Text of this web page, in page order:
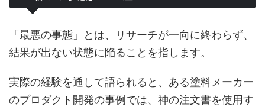
「最悪の事態」とは、リサーチが一向に終わらず、
結果が出ない状態に陥ることを指します。
実際の経験を通して語られると、ある塗料メーカー
のプロダクト開発の事例では、神の注文書を使用す